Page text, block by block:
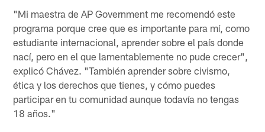
"Mi maestra de AP Government me recomendó este
programa porque cree que es importante para mí, como
estudiante internacional, aprender sobre el país donde
nací, pero en el que lamentablemente no pude crecer",
explicó Chávez. "También aprender sobre civismo,
ética y los derechos que tienes, y cómo puedes
participar en tu comunidad aunque todavía no tengas
18 años."